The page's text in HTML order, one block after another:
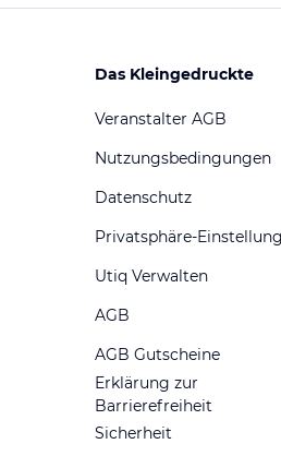
Das Kleingedruckte
Veranstalter AGB
Nutzungsbedingungen
Datenschutz
Privatsphäre-
Utiq Verwalten
AGB
AGB Gutscheine
Erklärung zur
Barrierefreiheit
Sicherheit